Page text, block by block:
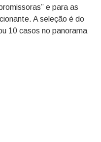
e para as
A seleção é do
10 casos no panorama